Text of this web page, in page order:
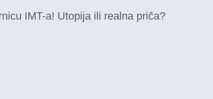
IMT-a! Utopija ili realna priča?